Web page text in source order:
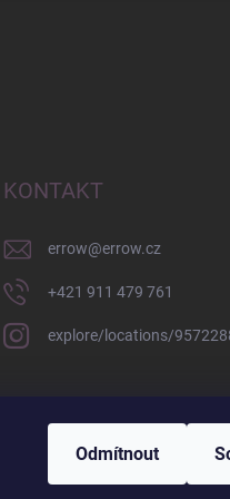
Odmítnout
KONTAKT
errow@errow.cz
+421 911 479 761
explore/locations/